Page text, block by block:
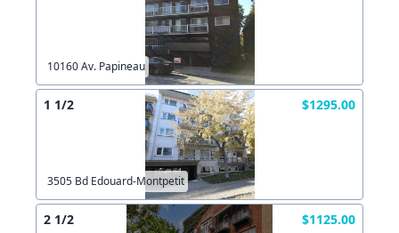
10160 Av. Papineau
1 1/2 $1295.00
3505 Bd Edouard-Montpetit
2 1/2 $1125.00